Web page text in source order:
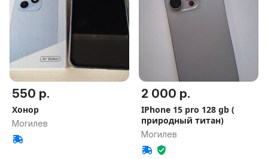
550 р.
Хонор
Могилев
2 000 р.
IPhone 15 pro 128 gb (
природный титан)
Могилев